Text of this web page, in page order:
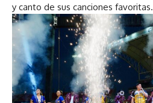
y canto de sus canciones favoritas.